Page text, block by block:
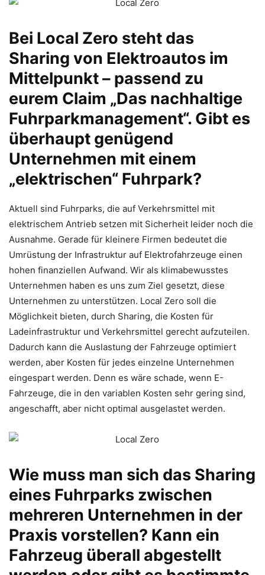
Bei Local Zero steht das
Sharing von Elektroautos im
Mittelpunkt – passend zu
eurem Claim „Das nachhaltige
Fuhrparkmanagement“. Gibt es
überhaupt genügend
Unternehmen mit einem
„elektrischen“ Fuhrpark?
Aktuell sind Fuhrparks, die auf Verkehrsmittel mit
elektrischem Antrieb setzen mit Sicherheit leider noch die
Ausnahme. Gerade für kleinere Firmen bedeutet die
Umrüstung der Infrastruktur auf Elektrofahrzeuge einen
hohen finanziellen Aufwand. Wir als klimabewusstes
Unternehmen haben es uns zum Ziel gesetzt, diese
Unternehmen zu unterstützen. Local Zero soll die
Möglichkeit bieten, durch Sharing, die Kosten für
Ladeinfrastruktur und Verkehrsmittel gerecht aufzuteilen.
Dadurch kann die Auslastung der Fahrzeuge optimiert
werden, aber Kosten für jedes einzelne Unternehmen
eingespart werden. Denn es wäre schade, wenn E-
Fahrzeuge, die in den variablen Kosten sehr gering sind,
angeschafft, aber nicht optimal ausgelastet werden.
Wie muss man sich das Sharing
eines Fuhrparks zwischen
mehreren Unternehmen in der
Praxis vorstellen? Kann ein
Fahrzeug überall abgestellt